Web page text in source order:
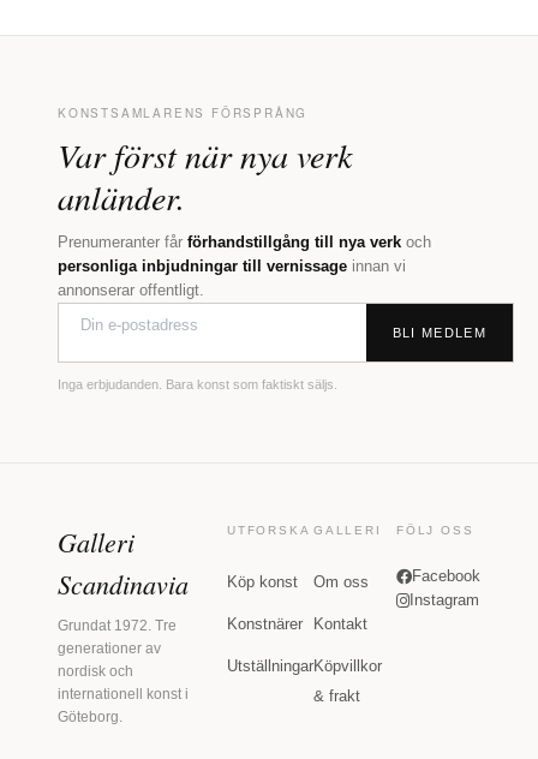
KONSTSAMLARENS FÖRSPRÅNG
Var först när nya verk
anländer.
Prenumeranter får förhandstillgång till nya verk och
personliga inbjudningar till vernissage innan vi
annonserar offentligt.
BLI MEDLEM
Inga erbjudanden. Bara konst som faktiskt säljs.
Galleri
Scandinavia
Grundat 1972. Tre
generationer av
nordisk och
internationell konst i
Göteborg.
UTFORSKA
Köp konst
Konstnärer
Utställningar
GALLERI
Om oss
Kontakt
Köpvillkor
& frakt
FÖLJ OSS
Facebook
Instagram